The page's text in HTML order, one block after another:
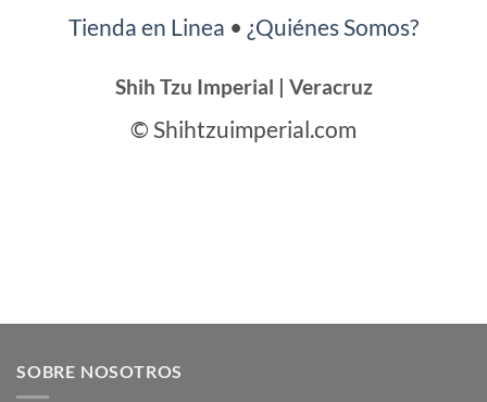
Tienda en Linea • ¿Quiénes Somos?
Shih Tzu Imperial | Veracruz
© Shihtzuimperial.com
SOBRE NOSOTROS